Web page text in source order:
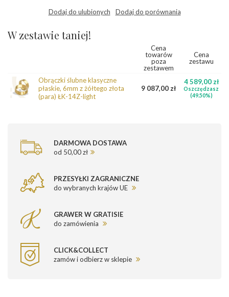
Dodaj do ulubionych Dodaj do porównania
W zestawie taniej!
Cena
towarów
poza
zestawem
Cena
zestawu
Obrączki ślubne klasyczne
płaskie, 6mm z żółtego złota
(para) ŁK-14Z-light
9 087,00 zł
4 589,00 zł
Oszczędzasz
(49.50%)
DARMOWA DOSTAWA
od 50,00 zł
PRZESYŁKI ZAGRANICZNE
do wybranych krajów UE
GRAWER W GRATISIE
do zamówienia
CLICK&COLLECT
zamów i odbierz w sklepie